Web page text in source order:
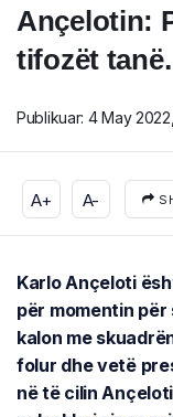
Ançelotin:
tifozët
Publikuar: 4 May
A+ A-
Karlo Ançeloti
për momentin
kalon me
folur dhe vetë
në të cilin